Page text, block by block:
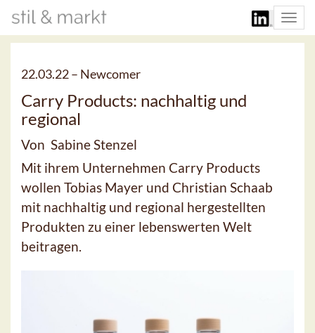
22.03.22 – Newcomer
Carry Products: nachhaltig und
regional
Von Sabine Stenzel
Mit ihrem Unternehmen Carry Products
wollen Tobias Mayer und Christian Schaab
mit nachhaltig und regional hergestellten
Produkten zu einer lebenswerten Welt
beitragen.